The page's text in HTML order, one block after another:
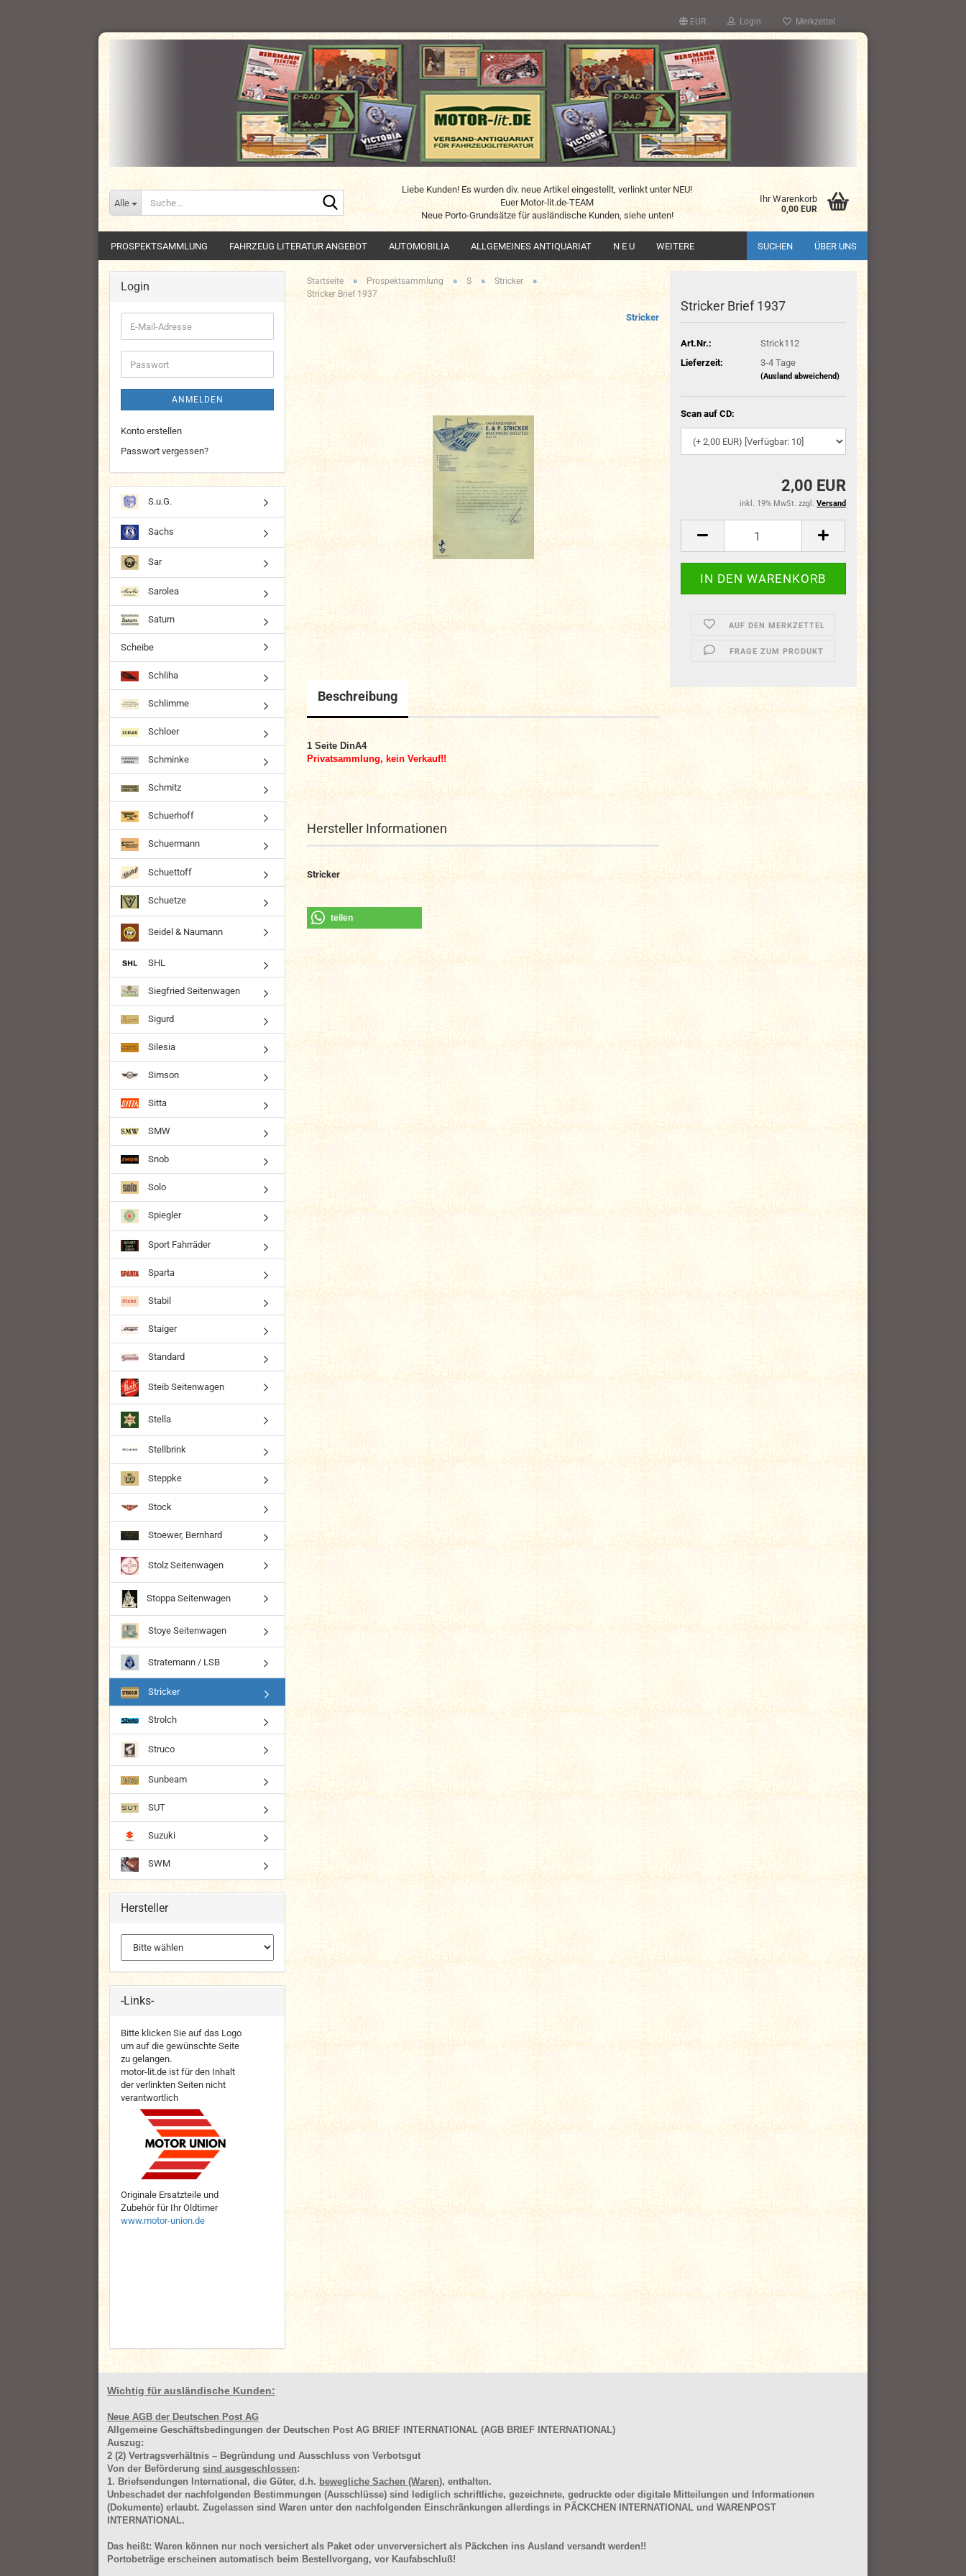
EUR Login Merkzettel
Alle
Suche...
Liebe Kunden! Es wurden div. neue Artikel eingestellt, verlinkt unter NEU!
Euer Motor-lit.de-TEAM
Neue Porto-Grundsätze für ausländische Kunden, siehe unten!
Ihr Warenkorb
0,00 EUR
PROSPEKTSAMMLUNG FAHRZEUG LITERATUR ANGEBOT AUTOMOBILIA ALLGEMEINES ANTIQUARIAT N E U SUCHEN ÜBER UNS
WEITERE
Startseite » Prospektsammlung » S » Stricker »
Stricker Brief 1937
Stricker
Stricker Brief 1937
Art.Nr.:
Strick112
Lieferzeit:
3-4 Tage
(Ausland abweichend)
Scan auf CD:
2,00 EUR
inkl. 19% MwSt. zzgl. Versand
AUF DEN MERKZETTEL
FRAGE ZUM PRODUKT
Beschreibung
1 Seite DinA4
Privatsammlung, kein Verkauf!!
Hersteller Informationen
Stricker
teilen
Login
E-
Mail-
Adresse
Passwort
ANMELDEN
Konto erstellen
Passwort vergessen?
S.u.G.
Sachs
Sar
Sarolea
Saturn
Scheibe
Schliha
Schlimme
Schloer
Schminke
Schmitz
Schuerhoff
Schuermann
Schuettoff
Schuetze
Seidel & Naumann
SHL
Siegfried Seitenwagen
Sigurd
Silesia
Simson
Sitta
SMW
Snob
Solo
Spiegler
Sport Fahrräder
Sparta
Stabil
Staiger
Standard
Steib Seitenwagen
Stella
Stellbrink
Steppke
Stock
Stoewer, Bernhard
Stolz Seitenwagen
Stoppa Seitenwagen
Stoye Seitenwagen
Stratemann / LSB
Stricker
Strolch
Struco
Sunbeam
SUT
Suzuki
SWM
Hersteller
-Links-
Bitte klicken Sie auf das Logo
um auf die gewünschte Seite
zu gelangen.
motor-lit.de ist für den Inhalt
der verlinkten Seiten nicht
verantwortlich
Originale Ersatzteile und
Zubehör für Ihr Oldtimer
www.motor-union.de
Wichtig für ausländische Kunden:
Neue AGB der Deutschen Post AG
Allgemeine Geschäftsbedingungen der Deutschen Post AG BRIEF INTERNATIONAL (AGB BRIEF INTERNATIONAL)
Auszug:
2 (2) Vertragsverhältnis – Begründung und Ausschluss von Verbotsgut
Von der Beförderung sind ausgeschlossen:
1. Briefsendungen International, die Güter, d.h. bewegliche Sachen (Waren), enthalten.
Unbeschadet der nachfolgenden Bestimmungen (Ausschlüsse) sind lediglich schriftliche, gezeichnete, gedruckte oder digitale Mitteilungen und Informationen
(Dokumente) erlaubt. Zugelassen sind Waren unter den nachfolgenden Einschränkungen allerdings in PÄCKCHEN INTERNATIONAL und WARENPOST
INTERNATIONAL.
Das heißt: Waren können nur noch versichert als Paket oder unverversichert als Päckchen ins Ausland versandt werden!!
Portobeträge erscheinen automatisch beim Bestellvorgang, vor Kaufabschluß!